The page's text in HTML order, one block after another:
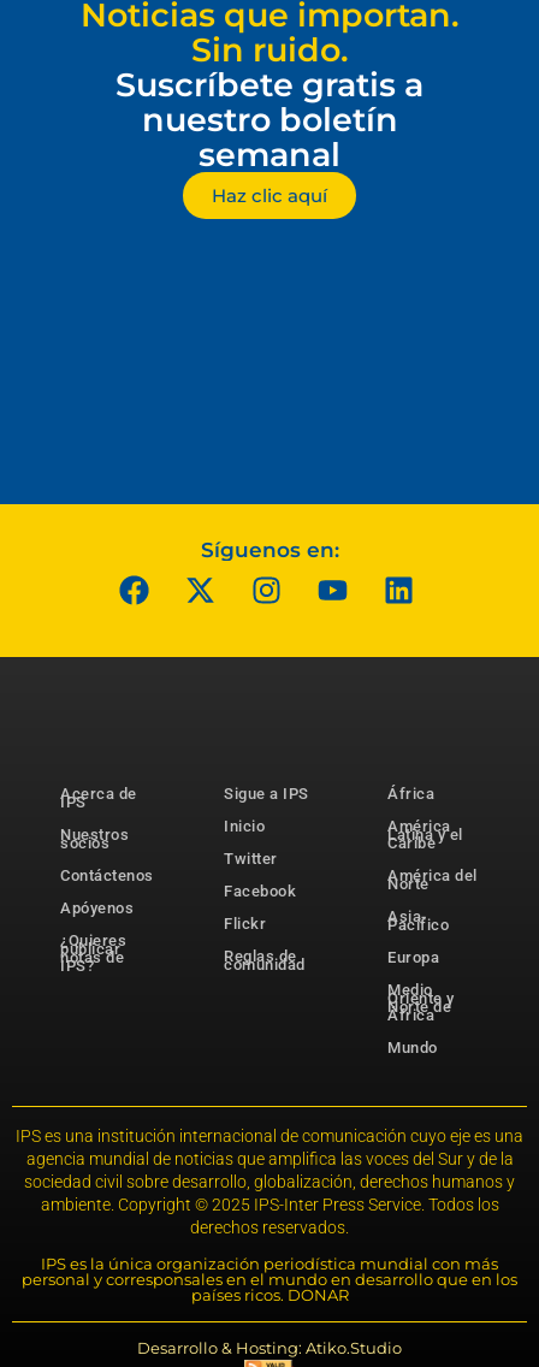
Noticias que importan.
Sin ruido.
Suscríbete gratis a
nuestro boletín
semanal
Haz clic aquí
Síguenos en:
Acerca de
IPS
Nuestros
socios
Contáctenos
Apóyenos
¿Quieres
publicar
notas de
IPS?
Sigue a IPS
Inicio
Twitter
Facebook
Flickr
Reglas de
comunidad
África
América
Latina y el
Caribe
América del
Norte
Asia-
Pacífico
Europa
Medio
Oriente y
Norte de
África
Mundo
IPS es una institución internacional de comunicación cuyo eje es una
agencia mundial de noticias que amplifica las voces del Sur y de la
sociedad civil sobre desarrollo, globalización, derechos humanos y
ambiente. Copyright © 2025 IPS-Inter Press Service. Todos los
derechos reservados.
IPS es la única organización periodística mundial con más
personal y corresponsales en el mundo en desarrollo que en los
países ricos. DONAR
Desarrollo & Hosting: Atiko.Studio